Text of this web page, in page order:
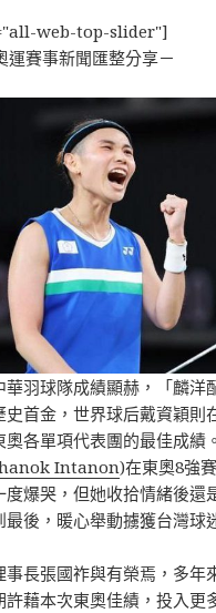
web-top-slider"]
運賽事新聞匯整分享－
華羽球隊成績顯赫，「麟洋
史首金，世界球后戴資穎則
奧各單項代表團的最佳成績
Intanon)在東奧8強
度爆哭，但她收拾情緒後還
最後，暖心舉動擄獲台灣球
事長張國祚與有榮焉，多年
許藉本次東奧佳績，投入更